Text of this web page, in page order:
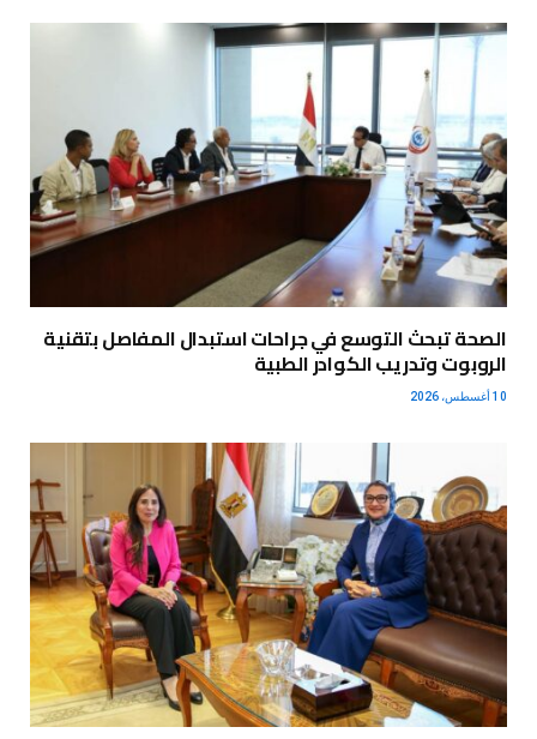
الصحة تبحث التوسع في جراحات استبدال المفاصل بتقنية
الروبوت وتدريب الكوادر الطبية
10 أغسطس، 2026